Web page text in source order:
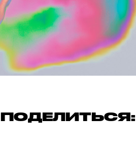
ПОДЕЛИТЬСЯ: